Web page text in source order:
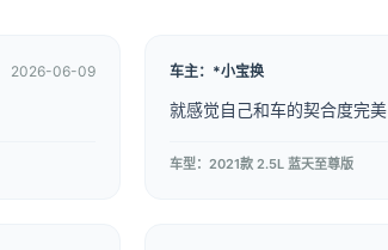
2026-06-09 车主：*小宝换
就感觉自己和车的契合度完美
车型：2021款 2.5L 蓝天至尊版